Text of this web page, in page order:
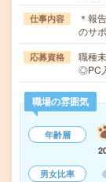
仕事内容
＊報
のサ
応募資格
職種
◎PC
職場の雰囲気
年齢層
男女比率